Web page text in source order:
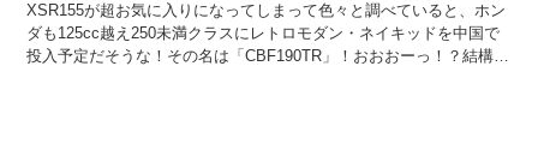
XSR155が超お気に入りになってしまって色々と調べていると、ホン
ダも125cc越え250未満クラスにレトロモダン・ネイキッドを中国で
投入予定だそうな！その名は「CBF190TR」！おおおーっ！？結構イ